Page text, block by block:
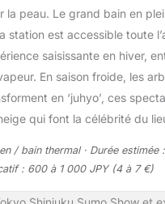
la peau. Le grand bain en
station est accessible toute
saisissante en hiver,
En saison froide, les
en ‘juhyo’, ces
qui font la célébrité du
/ bain thermal · Durée estimée
: 600 à 1 000 JPY (4 à 7 €)